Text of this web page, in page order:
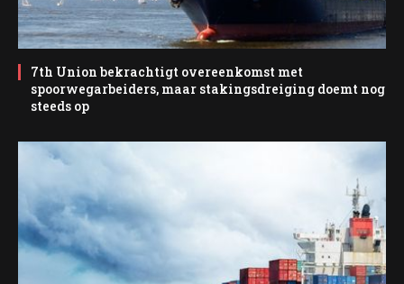
7th Union bekrachtigt overeenkomst met
spoorwegarbeiders, maar stakingsdreiging doemt nog
steeds op